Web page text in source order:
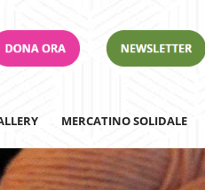
MERCATINO SOLIDALE